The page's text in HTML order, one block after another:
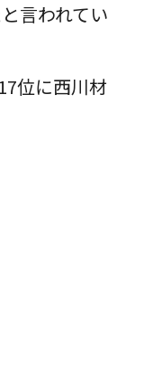
言われてい
位に西川材